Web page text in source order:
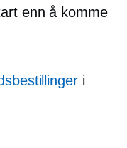
enn å komme
i